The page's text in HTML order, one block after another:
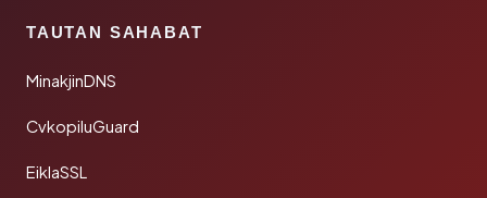
TAUTAN SAHABAT
MinakjinDNS
CvkopiluGuard
EiklaSSL